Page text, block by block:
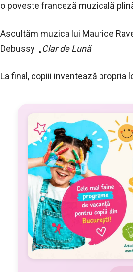
o poveste franceză muzicală
Ascultăm muzica lui Maurice
Debussy „Clar de Lună
La final, copiii inventează propria